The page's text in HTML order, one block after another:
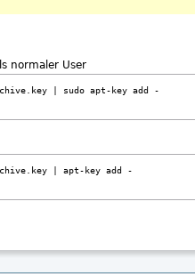
normaler User
| sudo apt-key add -
| apt-key add -